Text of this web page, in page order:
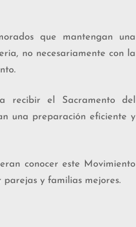
que mantengan una
no necesariamente con la
recibir el Sacramento del
una preparación eficiente y
conocer este Movimiento
y familias mejores.